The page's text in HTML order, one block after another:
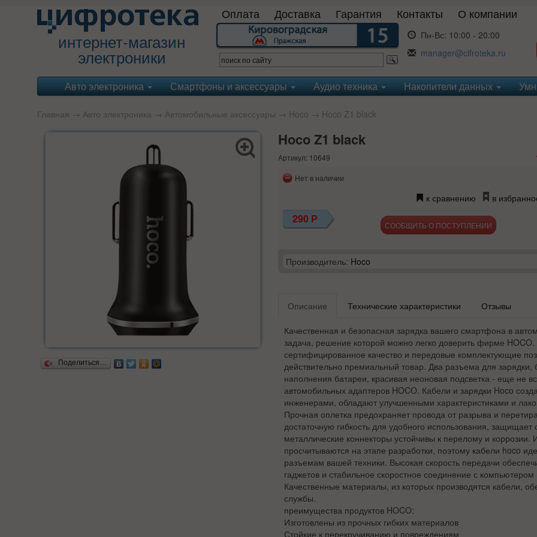
интернет-магазин
электроники
Оплата Доставка Гарантия Контакты О компании
Пн-Вс: 10:00 - 20:00
manager@cifroteka.ru
Авто электроника Смартфоны и аксессуары Аудио техника Накопители данных
Главная → Авто электроника → Автомобильные аксессуары → Hoco → Hoco Z1 black
Поделиться…
Hoco Z1 black
Артикул: 10649
Нет в наличии
к сравнению в
290 Р СООБЩИТЬ О ПОСТУПЛЕНИИ
Производитель: Hoco
Описание Технические характеристики Отзывы
Качественная и безопасная зарядка вашего смартфона в
задача, решение которой можно легко доверить фирме
сертифицированное качество и передовые комплектующие
действительно премиальный товар. Два разъема для зарядки,
наполнения батареи, красивая неоновая подсветка - еще не
автомобильных адаптеров HOCO. Кабели и зарядки Hoco
инженерами, обладают улучшенными характеристиками и
Прочная оплетка предохраняет провода от разрыва и
достаточную гибкость для удобного использования, защищает
металлические коннекторы устойчивы к перелому и коррозии.
просчитываются на этапе разработки, поэтому кабели hoco
разъемам вашей техники. Высокая скорость передачи
гаджетов и стабильное скоростное соединение с
Качественные материалы, из которых производятся кабели,
службы.
преимущества продуктов HOCO:
Изготовлены из прочных гибких материалов
Стойкие к перекручиванию и повреждениям